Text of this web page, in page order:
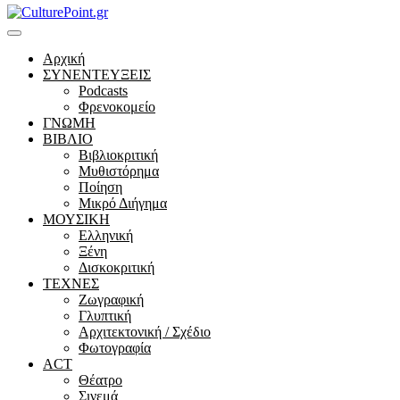
Αρχική
ΣΥΝΕΝΤΕΥΞΕΙΣ
Podcasts
Φρενοκομείο
ΓΝΩΜΗ
ΒΙΒΛΙΟ
Βιβλιοκριτική
Μυθιστόρημα
Ποίηση
Μικρό Διήγημα
ΜΟΥΣΙΚΗ
Ελληνική
Ξένη
Δισκοκριτική
ΤΕΧΝΕΣ
Ζωγραφική
Γλυπτική
Αρχιτεκτονική / Σχέδιο
Φωτογραφία
ACT
Θέατρο
Σινεμά